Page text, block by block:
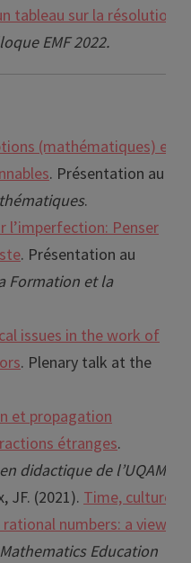
tableau sur la résolution
EMF 2022.
(mathématiques) et
. Présentation au
.
l’imperfection: Penser
. Présentation au
Formation et la
issues in the work of
. Plenary talk at the
et propagation
étranges.
didactique de l’UQAM
JF. (2021). Time, culture,
numbers: a view
Education